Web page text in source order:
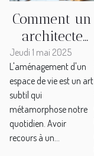
Comment un
architecte
d'intérieur
peut
révolutionner
votre espace
de vie
Jeudi 1 mai 2025
L'aménagement d'un
espace de vie est un art
subtil qui
métamorphose notre
quotidien. Avoir
recours à un...